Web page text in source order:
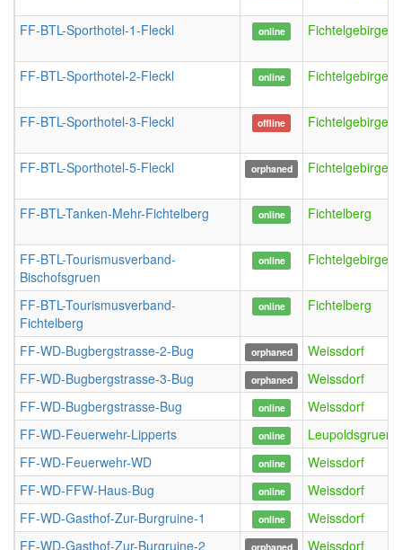
FF-BTL-Sporthotel-1-Fleckl online
FF-BTL-Sporthotel-2-Fleckl online
FF-BTL-Sporthotel-3-Fleckl offline
FF-BTL-Sporthotel-5-Fleckl orphaned
FF-BTL-Tanken-Mehr-Fichtelberg online Fichtelberg
FF-BTL-Tourismusverband-
Bischofsgruen
online
FF-BTL-Tourismusverband-
Fichtelberg
online Fichtelberg
FF-WD-Bugbergstrasse-2-Bug orphaned
Weissdorf
FF-WD-Bugbergstrasse-3-Bug
orphaned
Weissdorf
FF-WD-Bugbergstrasse-Bug
online
Weissdorf
FF-WD-Feuerwehr-Lipperts
online
Leupoldsgruen
FF-WD-Feuerwehr-WD
online
Weissdorf
FF-WD-FFW-Haus-Bug
online
Weissdorf
FF-WD-Gasthof-Zur-Burgruine-1
online
Weissdorf
FF-WD-Gasthof-Zur-Burgruine-2
orphaned Weissdorf